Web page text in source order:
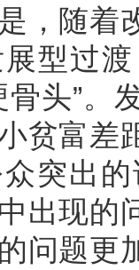
随着改
型过
骨头”。
贫富差
突出
出现的
问题更